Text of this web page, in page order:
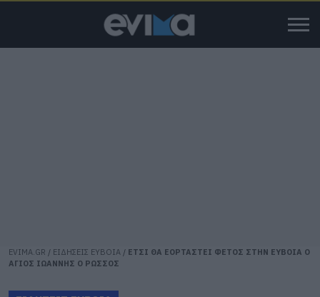
EVIMA.GR / ΕΙΔΗΣΕΙΣ ΕΥΒΟΙΑ / ΕΤΣΙ ΘΑ ΕΟΡΤΑΣΤΕΙ ΦΕΤΟΣ ΣΤΗΝ ΕΥΒΟΙΑ Ο
ΑΓΙΟΣ ΙΩΑΝΝΗΣ Ο ΡΩΣΣΟΣ